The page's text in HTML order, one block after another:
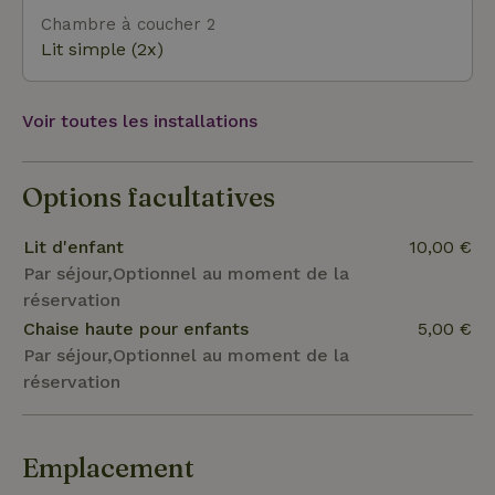
village de Midsland. À Midsland, il y a de jolis petits
magasins et restaurants et un supermarché Plus.
Chambre à coucher 2
Lit simple (2x)
Voir toutes les installations
Options facultatives
Lit d'enfant
Par séjour,Optionnel au moment de la
réservation
10,00 €
Chaise haute pour enfants
Par séjour,Optionnel au moment de la
réservation
5,00 €
Emplacement